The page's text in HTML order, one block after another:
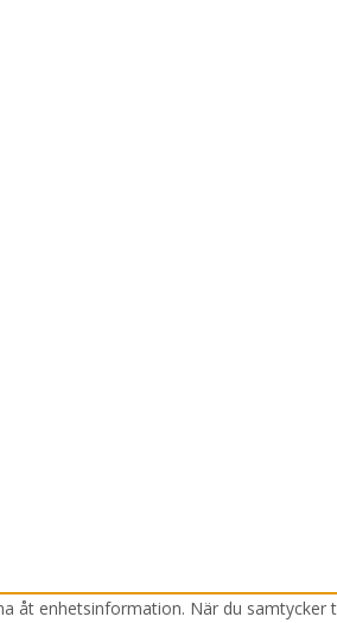
enhetsinformation. När du